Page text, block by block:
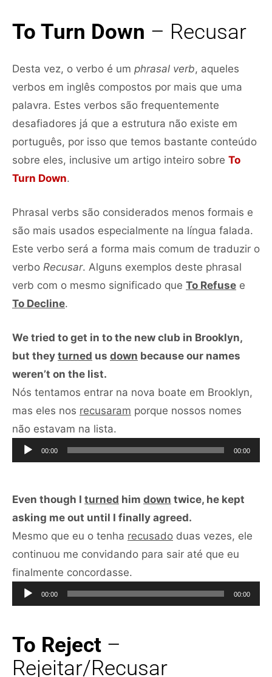
To Turn Down – Recusar
Desta vez, o verbo é um phrasal verb, aqueles
verbos em inglês compostos por mais que uma
palavra. Estes verbos são frequentemente
desafiadores já que a estrutura não existe em
português, por isso que temos bastante conteúdo
sobre eles, inclusive um artigo inteiro sobre To
Turn Down.
Phrasal verbs são considerados menos formais e
são mais usados especialmente na língua falada.
Este verbo será a forma mais comum de traduzir o
verbo Recusar. Alguns exemplos deste phrasal
verb com o mesmo significado que To Refuse e
To Decline.
We tried to get in to the new club in Brooklyn,
but they turned us down because our names
weren’t on the list.
Nós tentamos entrar na nova boate em Brooklyn,
mas eles nos recusaram porque nossos nomes
não estavam na lista.
de
áudio
00:00 00:00
Even though I turned him down twice, he kept
asking me out until I finally agreed.
Mesmo que eu o tenha recusado duas vezes, ele
continuou me convidando para sair até que eu
finalmente concordasse.
de
áudio
00:00 00:00
To Reject –
Rejeitar/Recusar